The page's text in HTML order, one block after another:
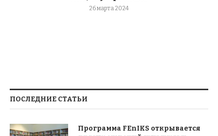
26 марта 2024
ПОСЛЕДНИЕ СТАТЬИ
Программа FEnIKS открывается